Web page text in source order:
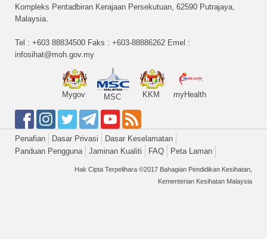
Kompleks Pentadbiran Kerajaan Persekutuan, 62590 Putrajaya,
Malaysia.
Tel : +603 88834500 Faks : +603-88886262 Emel :
infosihat@moh.gov.my
Mygov MSC KKM myHealth
Penafian Dasar Privasi
Dasar Keselamatan
Panduan Pengguna
Jaminan Kualiti FAQ Peta Laman
Hak Cipta Terpelihara ©2017 Bahagian Pendidikan Kesihatan,
Kementerian Kesihatan Malaysia